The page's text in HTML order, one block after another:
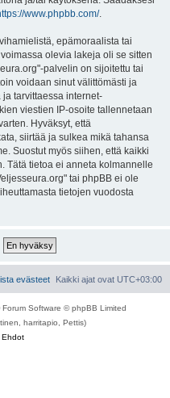
www.phpbb.com/.
epämoraalista tai
olevia lakeja oli se sitten
palvelin on sijoitettu tai
voidaan sinut välittömästi ja
tarvittaessa internet-
viestien IP-osoite tallennetaan
Hyväksyt, että
siirtää ja sulkea mikä tahansa
Suostut myös siihen, että kaikki
Tätä tietoa ei anneta kolmannelle
tai phpBB ei ole
tietojen vuodosta
Kaikki ajat ovat UTC+03:00
evästeet
Forum Software © phpBB Limited
harritapio, Pettis)
Ehdot